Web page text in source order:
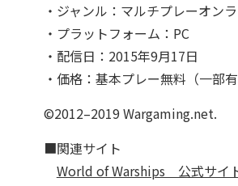
・ジャンル：マルチプレーオン
・プラットフォーム：PC
・配信日：2015年9月17日
・価格：基本プレー無料（一部
©2012–2019 Wargaming.net.
■関連サイト
World of Warships 公式サイ